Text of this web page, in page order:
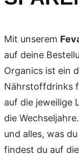
Mit unserem
auf deine
Organics ist ein
Nährstoffdrinks
auf die jeweilige
die
und alles, was
findest du auf